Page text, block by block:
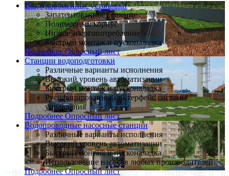
Воздухообменные установки
Запатентованное решение
Полимерный корпус
Низкое энергопотребление
Быстрый монтаж и пусконаладка
ПодробнееОпросный лист
Станции водоподготовки
Различные варианты исполнения
Высокий уровень автоматизации
Быстрый монтаж и пусконаладка
Русифицированный интерфейс системы
управления
ПодробнееОпросный лист
Водопроводные насосные станции
Различные варианты исполнения
Высокий уровень автоматизации
Быстрый монтаж и пусконаладка
Использование насосов любых производителей
ПодробнееОпросный лист